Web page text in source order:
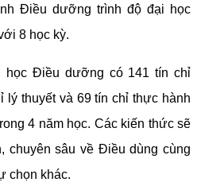
Điều dưỡng trình độ đại học
8 học kỳ.
học Điều dưỡng có 141 tín chỉ
lý thuyết và 69 tín chỉ thực hành
4 năm học. Các kiến thức sẽ
chuyên sâu về Điều dùng cùng
chọn khác.